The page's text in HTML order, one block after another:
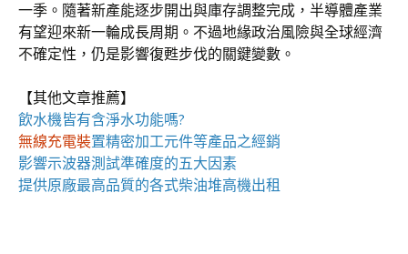
一季。隨著新產能逐步開出與庫存調整完成，半導體產業
有望迎來新一輪成長周期。不過地緣政治風險與全球經濟
不確定性，仍是影響復甦步伐的關鍵變數。
【其他文章推薦】
飲水機皆有含淨水功能嗎?
無線充電裝置精密加工元件等產品之經銷
影響示波器測試準確度的五大因素
提供原廠最高品質的各式柴油堆高機出租